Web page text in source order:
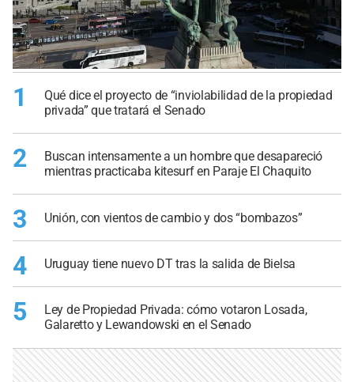
1
Qué dice el proyecto de “inviolabilidad de la propiedad
privada” que tratará el Senado
2
Buscan intensamente a un hombre que desapareció
mientras practicaba kitesurf en Paraje El Chaquito
3 Unión, con vientos de cambio y dos “bombazos”
4 Uruguay tiene nuevo DT tras la salida de Bielsa
5
Ley de Propiedad Privada: cómo votaron Losada,
Galaretto y Lewandowski en el Senado